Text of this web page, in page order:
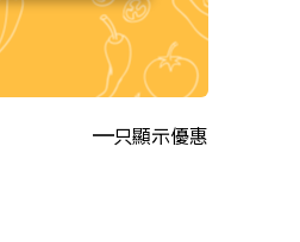
只顯示優惠